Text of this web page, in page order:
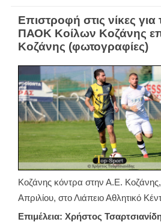
Επιστροφή στις νίκες
ΠΑΟΚ Κοίλων Κοζάνης
Κοζάνης (φωτογραφίες)
Κοζάνης κόντρα στην Α.Ε.
Απριλίου, στο Λιάπειο Αθλητικό
Επιμέλεια: Χρήστος